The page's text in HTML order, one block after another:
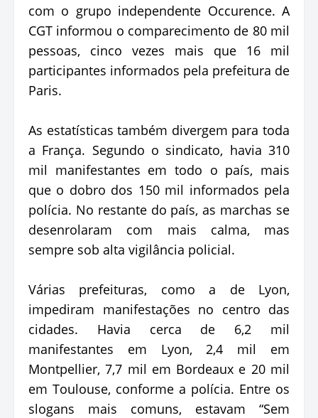
com o grupo independente Occurence. A
CGT informou o comparecimento de 80 mil
pessoas, cinco vezes mais que 16 mil
participantes informados pela prefeitura de
Paris.
As estatísticas também divergem para toda
a França. Segundo o sindicato, havia 310
mil manifestantes em todo o país, mais
que o dobro dos 150 mil informados pela
polícia. No restante do país, as marchas se
desenrolaram com mais calma, mas
sempre sob alta vigilância policial.
Várias prefeituras, como a de Lyon,
impediram manifestações no centro das
cidades. Havia cerca de 6,2 mil
manifestantes em Lyon, 2,4 mil em
Montpellier, 7,7 mil em Bordeaux e 20 mil
em Toulouse, conforme a polícia. Entre os
slogans mais comuns, estavam “Sem